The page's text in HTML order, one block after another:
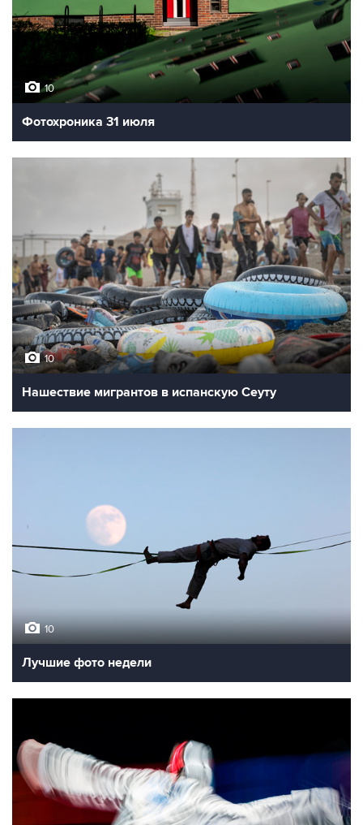
10
Фотохроника 31 июля
10
Нашествие мигрантов в испанскую Сеуту
10
Лучшие фото недели